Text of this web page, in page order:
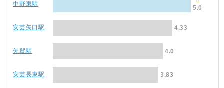
中野東駅
5.0
安芸矢口駅 4.33
矢賀駅 4.0
安芸長束駅 3.83